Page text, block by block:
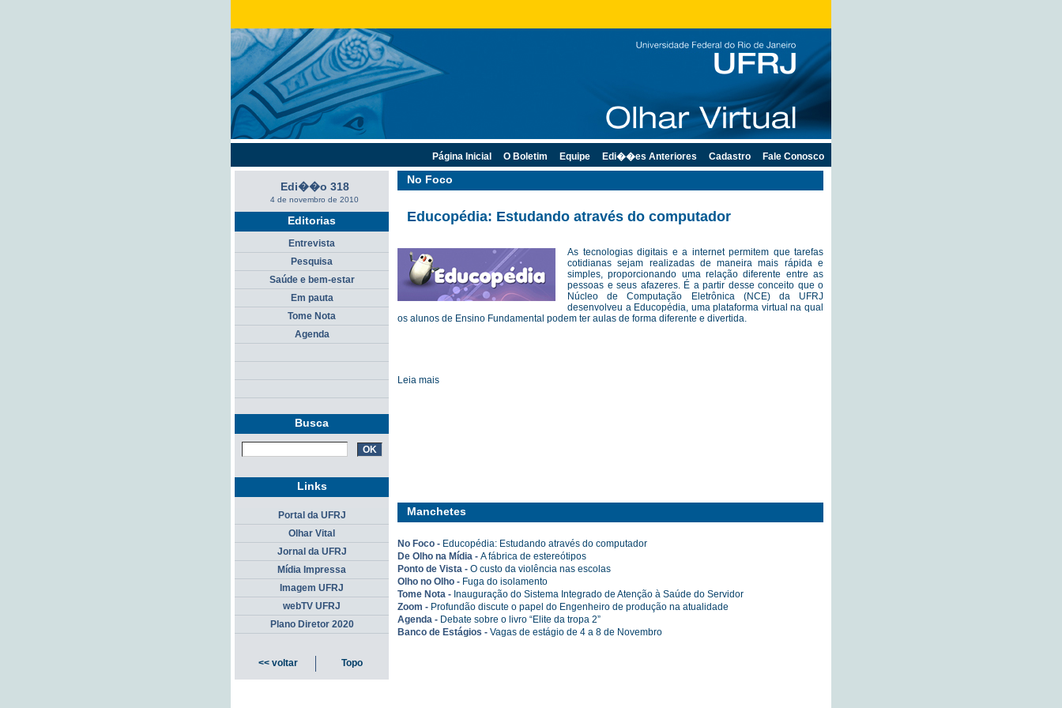
No Foco
Educopédia: Estudando através do computador
As tecnologias digitais e a internet permitem que tarefas
cotidianas sejam realizadas de maneira mais rápida e
simples, proporcionando uma relação diferente entre as
pessoas e seus afazeres. É a partir desse conceito que o
Núcleo de Computação Eletrônica (NCE) da UFRJ
desenvolveu a Educopédia, uma plataforma virtual na qual
os alunos de Ensino Fundamental podem ter aulas de forma diferente e divertida.
Leia mais
Manchetes
No Foco - Educopédia: Estudando através do computador
De Olho na Mídia - A fábrica de estereótipos
Ponto de Vista - O custo da violência nas escolas
Olho no Olho - Fuga do isolamento
Tome Nota - Inauguração do Sistema Integrado de Atenção à Saúde do Servidor
Zoom - Profundão discute o papel do Engenheiro de produção na atualidade
Agenda - Debate sobre o livro “Elite da tropa 2”
Banco de Estágios - Vagas de estágio de 4 a 8 de Novembro
Edi��o 318
4 de novembro de 2010
Editorias
Entrevista
Pesquisa
Saúde e bem-estar
Em pauta
Tome Nota
Agenda
Busca
Página Inicial O Boletim Equipe Edi��es Anteriores Cadastro Fale Conosco
Links
Portal da UFRJ
Olhar Vital
Jornal da UFRJ
Mídia Impressa
Imagem UFRJ
webTV UFRJ
Plano Diretor 2020
<< voltar Topo